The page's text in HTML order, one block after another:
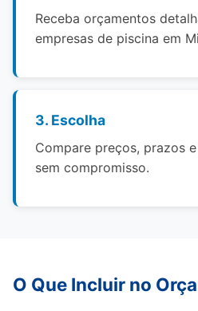
Receba orçamentos
empresas de piscina em
3. Escolha
Compare preços, prazos
sem compromisso.
O Que Incluir no